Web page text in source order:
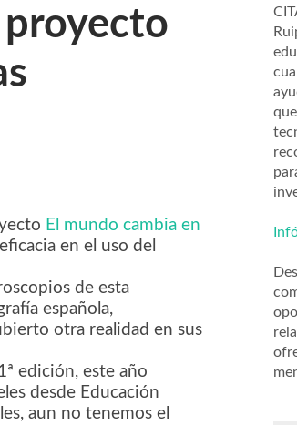
proyecto
El mundo cambia en
en el uso del
de esta
española,
otra realidad en sus
edición, este año
desde Educación
aun no tenemos el